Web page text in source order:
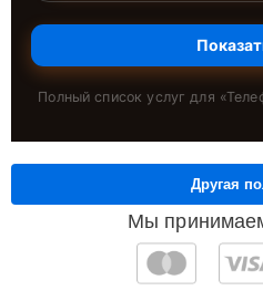
Полный список услуг для «
Мы
Другая